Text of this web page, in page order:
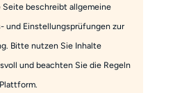
Seite beschreibt allgemeine
und Einstellungsprüfungen zur
Bitte nutzen Sie Inhalte
und beachten Sie die Regeln